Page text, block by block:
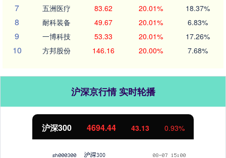
7 五洲医疗 83.62 20.01% 18.37%
8 耐科装备 49.67 20.01% 6.83%
9 一博科技 53.33 20.01% 17.26%
10 方邦股份 146.16 20.00% 7.68%
沪深京行情 实时轮播
沪深300 4694.44 43.13 0.93%